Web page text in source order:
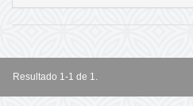
Resultado 1-1 de 1.